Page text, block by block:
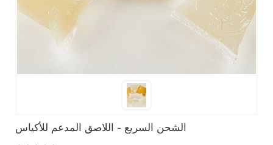
الشحن السريع - اللاصق المدعم للأكياس